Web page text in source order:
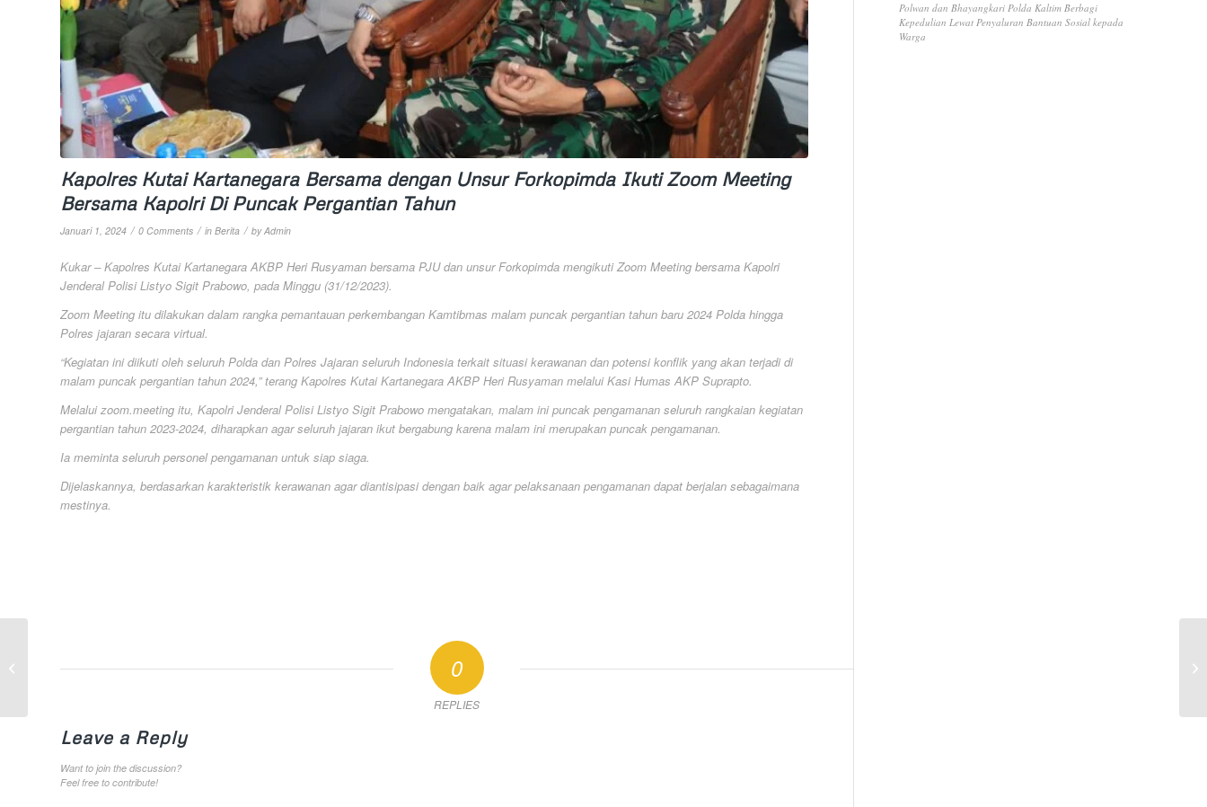
Kapolres Kutai Kartanegara Bersama dengan Unsur Forkopimda Ikuti Zoom Meeting
Bersama Kapolri Di Puncak Pergantian Tahun
Januari 1, 2024 / 0 Comments / in Berita / byAdmin
Kukar – Kapolres Kutai Kartanegara AKBP Heri Rusyaman bersama PJU dan unsur Forkopimda mengikuti Zoom Meeting bersama Kapolri
Jenderal Polisi Listyo Sigit Prabowo, pada Minggu (31/12/2023).
Zoom Meeting itu dilakukan dalam rangka pemantauan perkembangan Kamtibmas malam puncak pergantian tahun baru 2024 Polda hingga
Polres jajaran secara virtual.
“Kegiatan ini diikuti oleh seluruh Polda dan Polres Jajaran seluruh Indonesia terkait situasi kerawanan dan potensi konflik yang akan terjadi di
malam puncak pergantian tahun 2024,” terang Kapolres Kutai Kartanegara AKBP Heri Rusyaman melalui Kasi Humas AKP Suprapto.
Melalui zoom.meeting itu, Kapolri Jenderal Polisi Listyo Sigit Prabowo mengatakan, malam ini puncak pengamanan seluruh rangkaian kegiatan
pergantian tahun 2023-2024, diharapkan agar seluruh jajaran ikut bergabung karena malam ini merupakan puncak pengamanan.
Ia meminta seluruh personel pengamanan untuk siap siaga.
Dijelaskannya, berdasarkan karakteristik kerawanan agar diantisipasi dengan baik agar pelaksanaan pengamanan dapat berjalan sebagaimana
mestinya.
0
REPLIES
Leave a Reply
Want to join the discussion?
Feel free to contribute!
Polwan dan Bhayangkari Polda Kaltim Berbagi
Kepedulian Lewat Penyaluran Bantuan Sosial kepada
Warga
Pangkat, Ini Pesan Kapolres